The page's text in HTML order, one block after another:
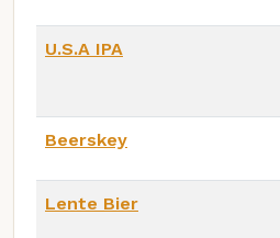
U.S.A IPA
Beerskey
Lente Bier